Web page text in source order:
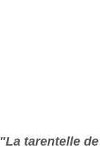
"La tarentelle